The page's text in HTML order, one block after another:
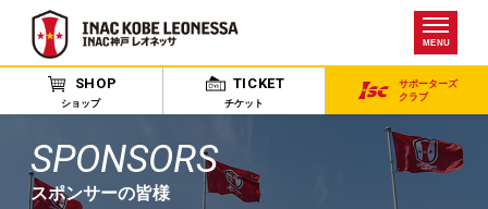
MENU
SHOP
ショップ
TICKET
チケット
サポーターズ
クラブ
SPONSORS
スポンサーの皆様